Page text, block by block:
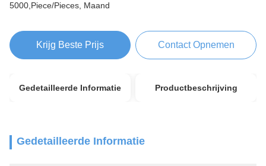
5000,Piece/Pieces, Maand
Krijg Beste Prijs Contact Opnemen
Gedetailleerde Informatie Productbeschrijving
Gedetailleerde Informatie